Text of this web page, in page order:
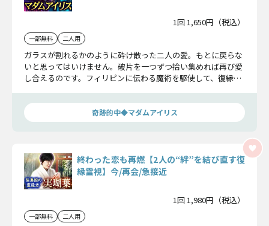
1回 1,650円（税込）
一部無料 二人用
ガラスが割れるかのように砕け散った二人の愛。もとに戻らな
いと思ってはいけません。破片を一つずつ拾い集めれば再び愛
し合えるのです。フィリピンに伝わる魔術を駆使して、復縁の
奇跡的中◆マダムアイリス
終わった恋も再燃【2人の“絆”を結び直す復
縁霊視】今/再会/急接近
1回 1,980円（税込）
一部無料 二人用